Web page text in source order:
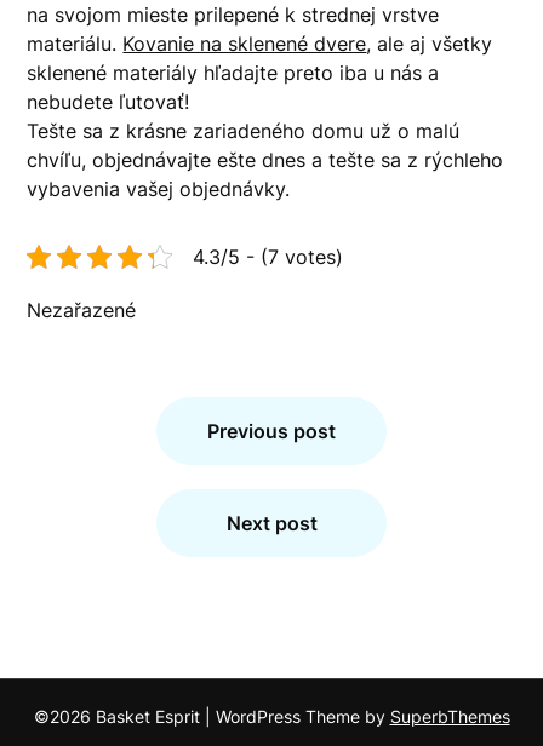
na svojom mieste prilepené k strednej vrstve
materiálu. Kovanie na sklenené dvere, ale aj všetky
sklenené materiály hľadajte preto iba u nás a
nebudete ľutovať!
Tešte sa z krásne zariadeného domu už o malú
chvíľu, objednávajte ešte dnes a tešte sa z rýchleho
vybavenia vašej objednávky.
4.3/5 - (7 votes)
Nezařazené
Previous post
Next post
©2026 Basket Esprit | WordPress Theme by SuperbThemes